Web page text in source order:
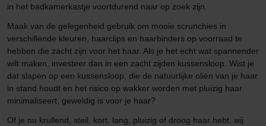
in het badkamerkastje voortdurend naar op zoek zijn.
Maak van de gelegenheid gebruik om mooie scrunchies in
verschillende kleuren, haarclips en haarbinders op voorraad te
hebben die zacht zijn voor het haar. Als je het echt wat spannender
wilt maken, investeer dan in een zacht zijden kussensloop. Wist je
dat slapen op een kussensloop, die de natuurlijke oliën van je haar
in stand houdt en het risico op wakker worden met pluizig haar
minimaliseert, geweldig is voor je haar?
Of je nu krullend, steil, kort, lang, pluizig of droog haar hebt, wij